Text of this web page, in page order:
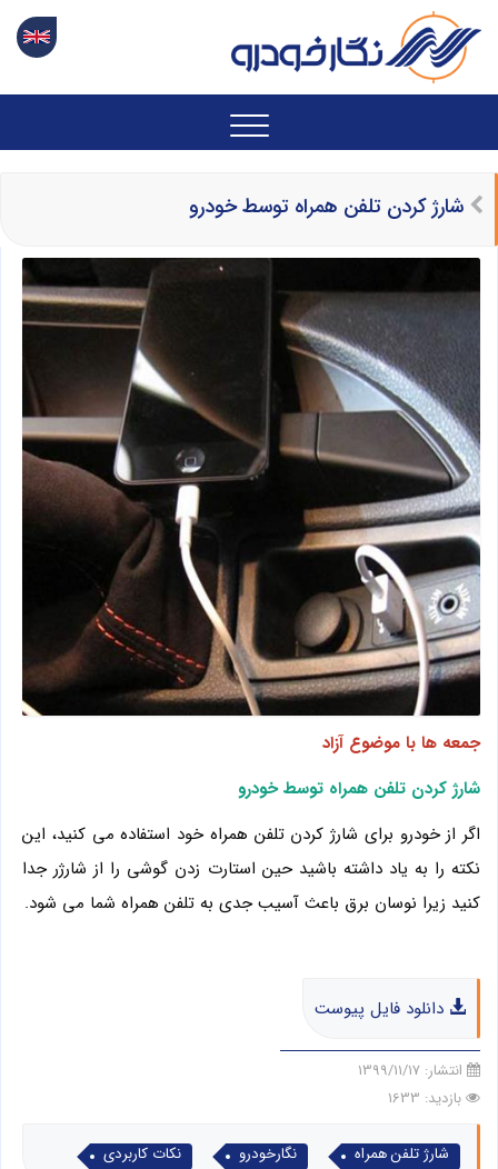
شارژ کردن تلفن همراه توسط خودرو
جمعه ها با موضوع آزاد
شارژ کردن تلفن همراه توسط خودرو
اگر از خودرو برای شارژ کردن تلفن همراه خود استفاده می کنید، این
نکته را به یاد داشته باشید حین استارت زدن گوشی را از شارژر جدا
کنید زیرا نوسان برق باعث آسیب جدی به تلفن همراه شما می شود.
دانلود فایل پیوست
انتشار: 1399/11/17
بازدید: 1633
شارژ تلفن همراه نگارخودرو نکات کاربردی